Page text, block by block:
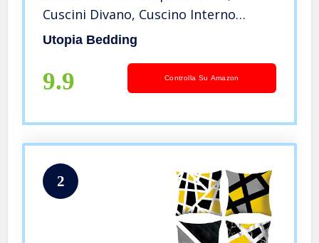
Cuscini Divano, Cuscino Interno
(Bianco)
Utopia Bedding
9.9 Controlla Su Amazon
2